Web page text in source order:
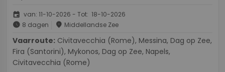
event van: 11-10-2026 - Tot: 18-10-2026
schedule 8 dagen place Middellandse Zee
Vaarroute:
Fira (Santorini), Mykonos, Dag op Zee, Napels,
Civitavecchia (Rome)